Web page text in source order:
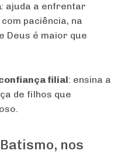
: ajuda a enfrentar
paciência, na
Deus é maior que
filial: ensina a
de filhos que
nos